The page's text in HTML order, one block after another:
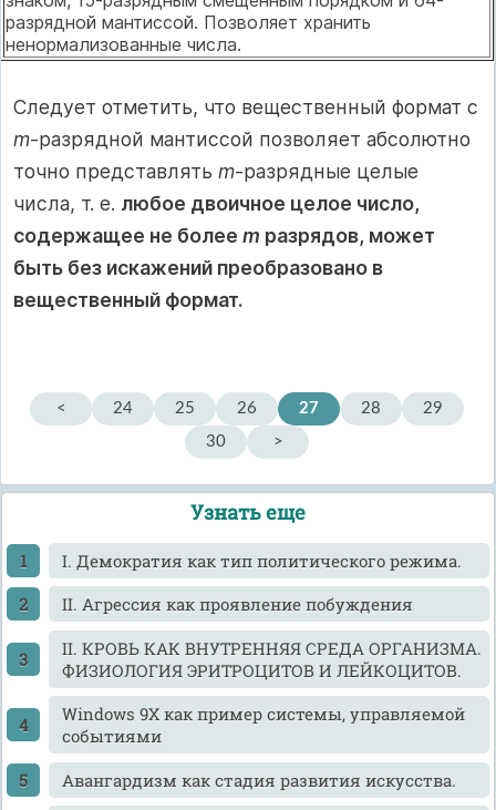
разрядной мантиссой. Позволяет хранить
ненормализованные числа.
Следует отметить, что вещественный формат с
m-разрядной мантиссой позволяет абсолютно
точно представлять m-разрядные целые
числа, т. е. любое двоичное целое число,
содержащее не более m разрядов, может
быть без искажений преобразовано в
вещественный формат.
< 24 25 26 27 28
29
30
>
Узнать еще
I. Демократия как тип политического режима.
II. Агрессия как проявление побуждения
II. КРОВЬ КАК ВНУТРЕННЯЯ СРЕДА ОРГАНИЗМА.
ФИЗИОЛОГИЯ ЭРИТРОЦИТОВ И ЛЕЙКОЦИТОВ.
Windows 9X как пример системы, управляемой
событиями
Авангардизм как стадия развития искусства.